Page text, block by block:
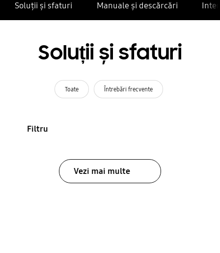
Soluții și sfaturi Manuale și descărcări
Soluții și sfaturi
Toate Întrebări frecvente
Filtru
Vezi mai multe